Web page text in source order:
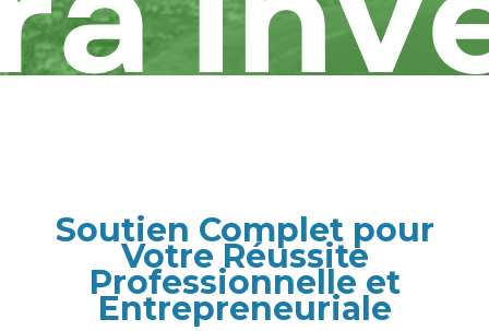
Soutien Complet pour
Votre Réussite
Professionnelle et
Entrepreneuriale